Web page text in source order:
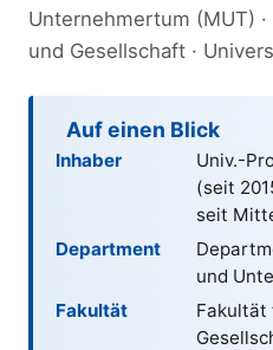
Unternehmertum (MUT)
und Gesellschaft ·
Auf einen Blick
Inhaber
Univ.-
(seit
seit
Department
und
Fakultät
Fakultät